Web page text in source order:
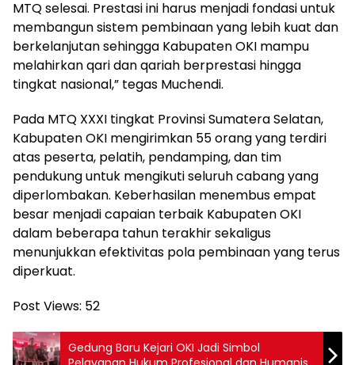
MTQ selesai. Prestasi ini harus menjadi fondasi untuk
membangun sistem pembinaan yang lebih kuat dan
berkelanjutan sehingga Kabupaten OKI mampu
melahirkan qari dan qariah berprestasi hingga
tingkat nasional,” tegas Muchendi.
Pada MTQ XXXI tingkat Provinsi Sumatera Selatan,
Kabupaten OKI mengirimkan 55 orang yang terdiri
atas peserta, pelatih, pendamping, dan tim
pendukung untuk mengikuti seluruh cabang yang
diperlombakan. Keberhasilan menembus empat
besar menjadi capaian terbaik Kabupaten OKI
dalam beberapa tahun terakhir sekaligus
menunjukkan efektivitas pola pembinaan yang terus
diperkuat.
Post Views: 52
Gedung Baru Kejari OKI Jadi Simbol